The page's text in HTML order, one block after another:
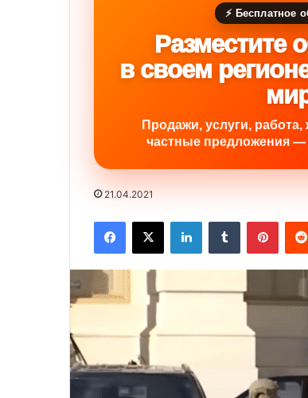
⚡ Бесплатное
Разместите
в своем
Продажи, услуги,
частные предложения —
21.04.2021